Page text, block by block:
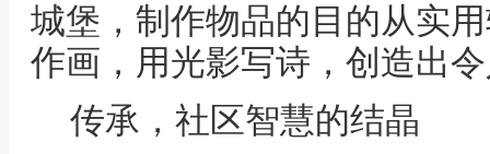
城堡，制作物品的目的从实
作画，用光影写诗，创造出
传承，社区智慧的结晶